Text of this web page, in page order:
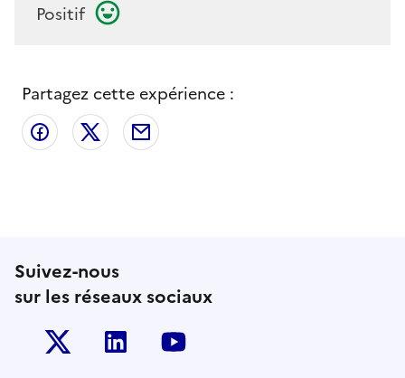
Positif
Partagez cette expérience :
Partager sur Facebook
Partager sur X
Suivez-nous
sur les réseaux sociaux
Twitter-x Linkedin